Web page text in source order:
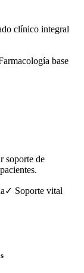
clínico integral
base
soporte de
✓ Soporte vital